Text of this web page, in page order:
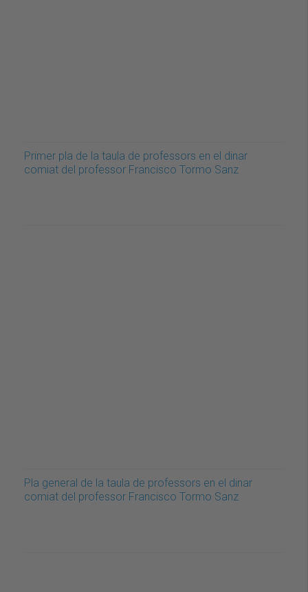
Primer pla de la taula de professors en el dinar
comiat del professor Francisco Tormo Sanz
Pla general de la taula de professors en el dinar
comiat del professor Francisco Tormo Sanz